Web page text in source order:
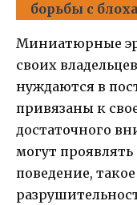
борьбы с
Миниатюрные
своих
нуждаются в
привязаны к
достаточного
могут
поведение,